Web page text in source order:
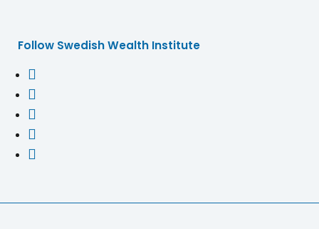
Follow Swedish Wealth Institute




